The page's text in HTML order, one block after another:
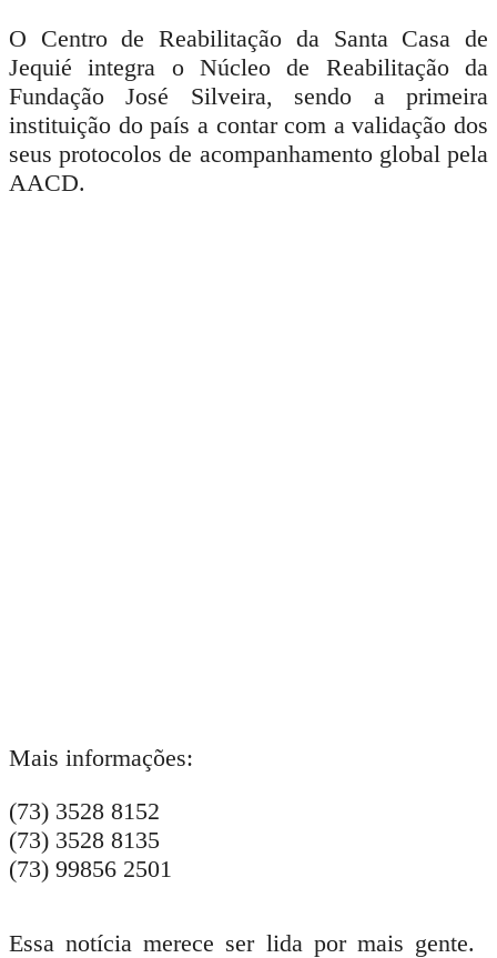
O Centro de Reabilitação da Santa Casa de
Jequié integra o Núcleo de Reabilitação da
Fundação José Silveira, sendo a primeira
instituição do país a contar com a validação dos
seus protocolos de acompanhamento global pela
AACD.
Mais informações:
(73) 3528 8152
(73) 3528 8135
(73) 99856 2501
Essa notícia merece ser lida por mais gente.